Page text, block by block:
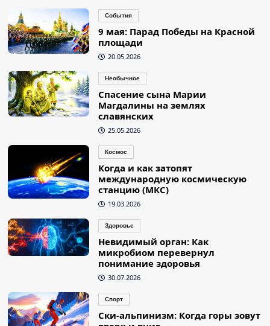
События
9 мая: Парад Победы на Красной
площади
20.05.2026
Необычное
Спасение сына Марии
Магдалины на землях
славянских
25.05.2026
Космос
Когда и как затопят
международную космическую
станцию (МКС)
19.03.2026
Здоровье
Невидимый орган: Как
микробиом перевернул
понимание здоровья
30.07.2026
Спорт
Ски-альпинизм: Когда горы зовут